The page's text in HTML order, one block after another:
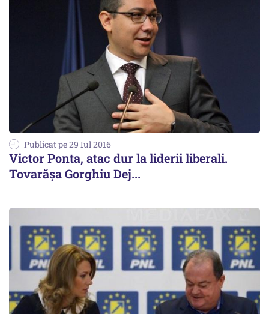
Publicat pe 29 Iul 2016
Victor Ponta, atac dur la liderii liberali.
Tovarășa Gorghiu Dej...